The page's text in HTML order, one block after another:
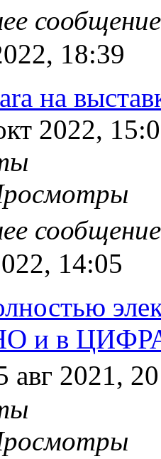
18:39
на
2022,
14:05
и в
авг 2021,